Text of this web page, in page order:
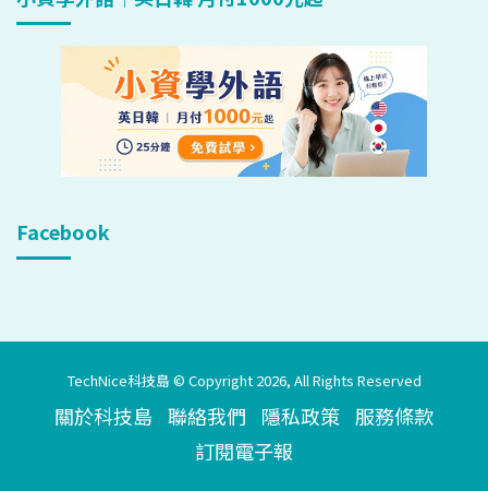
Facebook
TechNice科技島 © Copyright 2026, All Rights Reserved
關於科技島 聯絡我們 隱私政策 服務條款
訂閱電子報